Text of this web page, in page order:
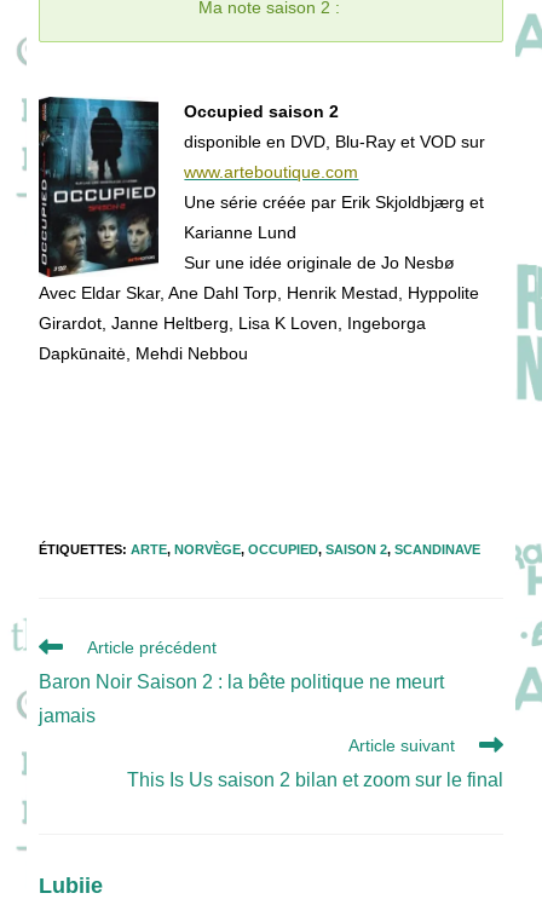
Ma note saison 2 :
Occupied saison 2
disponible en DVD, Blu-Ray et VOD sur
www.arteboutique.com
Une série créée par Erik Skjoldbjærg et
Karianne Lund
Sur une idée originale de Jo Nesbø
Avec Eldar Skar, Ane Dahl Torp, Henrik Mestad, Hyppolite
Girardot, Janne Heltberg, Lisa K Loven, Ingeborga
Dapkūnaitė, Mehdi Nebbou
ÉTIQUETTES:ARTE, NORVÈGE, OCCUPIED, SAISON 2, SCANDINAVE
Read
articles
Article précédent
Baron Noir Saison 2 : la bête politique ne meurt
jamais
Article suivant
This Is Us saison 2 bilan et zoom sur le final
Lubiie